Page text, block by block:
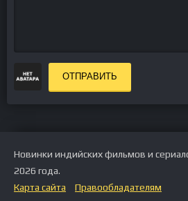
ОТПРАВИТЬ
Новинки индийских фильмов и
2026 года.
Карта сайта
Правообладателям